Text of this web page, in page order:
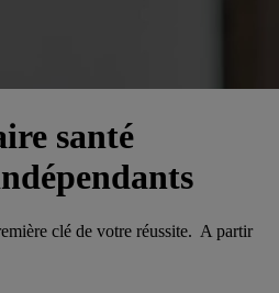
santé
clé de votre réussite. A partir